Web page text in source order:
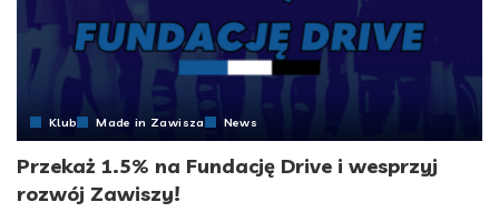
Klub Made in Zawisza News
Przekaż 1.5% na Fundację Drive i wesprzyj
rozwój Zawiszy!